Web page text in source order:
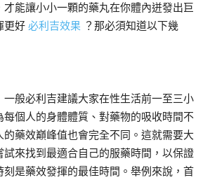
才能讓小小一顆的藥丸在你體內迸發出巨
更好 必利吉效果 ？那必須知道以下幾
般必利吉建議大家在性生活前一至三小
每個人的身體體質、對藥物的吸收時間不
藥效巔峰值也會完全不同。這就需要大
試來找到最適合自己的服藥時間，以保證
是藥效發揮的最佳時間。舉例來說，首